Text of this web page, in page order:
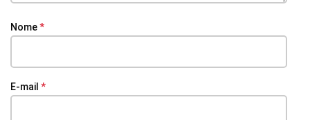
Nome*
E-mail *